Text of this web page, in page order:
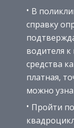
В
справку
водителя
средства
платная,
можно
Пройти